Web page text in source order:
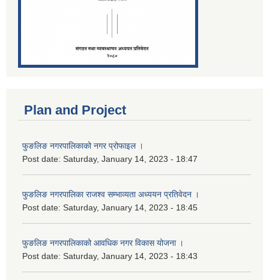
Plan and Project
फुङलिङ नगरपालिकाको नगर प्रोफाइल ।
Post date: Saturday, January 14, 2023 - 18:47
फुङलिङ नगरपालिका राजश्व सम्भाव्यता अध्ययन प्रतिवेदन ।
Post date: Saturday, January 14, 2023 - 18:45
फुङलिङ नगरपालिकाको आवधिक नगर विकास योजना ।
Post date: Saturday, January 14, 2023 - 18:43